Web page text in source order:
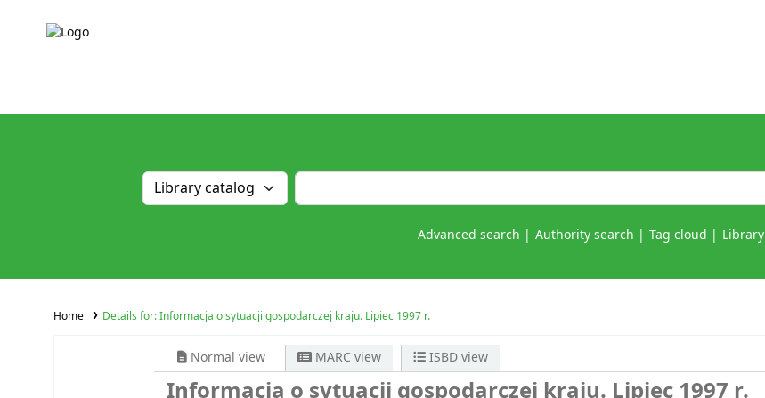
Advanced search Authority search Tag cloud Library
Home Details for:Informacja o sytuacji gospodarczej kraju. Lipiec 1997 r.
Normal view MARC view ISBD view
Informacja o sytuacji gospodarczej kraju. Lipiec 1997 r.